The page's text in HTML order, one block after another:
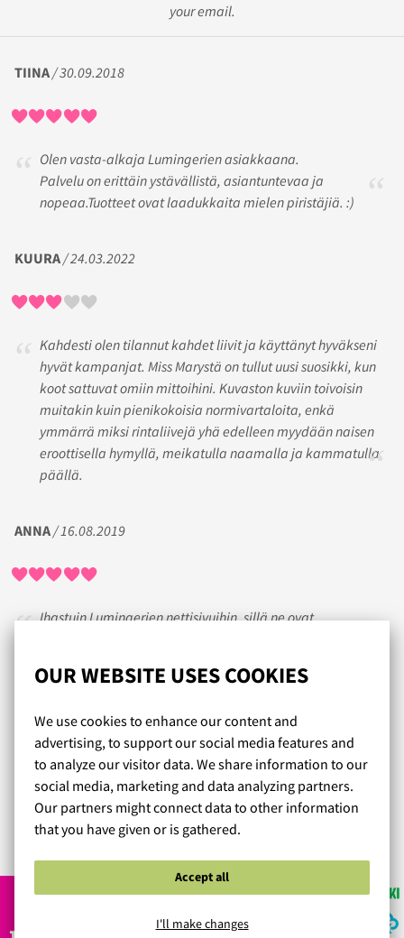
OUR WEBSITE USES COOKIES
We use cookies to enhance our content and
advertising, to support our social media features and
to analyze our visitor data. We share information to our
social media, marketing and data analyzing partners.
Our partners might connect data to other information
that you have given or is gathered.
Accept all
I'll make changes
your email.
TIINA/ 30.09.2018
Olen vasta-alkaja Lumingerien asiakkaana.
Palvelu on erittäin ystävällistä, asiantuntevaa ja
nopeaa.Tuotteet ovat laadukkaita mielen piristäjiä. :)
KUURA/ 24.03.2022
Kahdesti olen tilannut kahdet liivit ja käyttänyt hyväkseni
hyvät kampanjat. Miss Marystä on tullut uusi suosikki, kun
koot sattuvat omiin mittoihini. Kuvaston kuviin toivoisin
muitakin kuin pienikokoisia normivartaloita, enkä
ymmärrä miksi rintaliivejä yhä edelleen myydään naisen
eroottisella hymyllä, meikatulla naamalla ja kammatulla
päällä.
ANNA/ 16.08.2019
Ihastuin Lumingerien nettisivuihin, sillä ne ovat
suunnasta, sekä liikkeen omistajan omasta kommentista.
rauhassa sovittaminen on ihanaa! Tilaaminen sekä
tuotteiden palauttaminen ja vaihtaminen on helppoa.
Asiakaspalvelu on ystävällistä, yksilöllistä ja nopeaa.
Tilaan täältä jatkossakin.